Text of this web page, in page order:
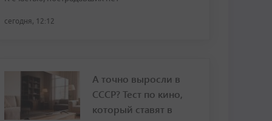
сегодня, 12:12
А точно выросли в
СССР? Тест по кино,
который ставят в